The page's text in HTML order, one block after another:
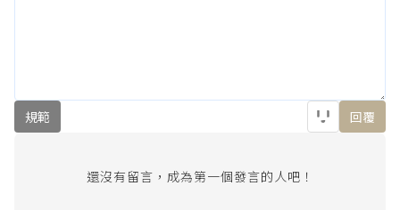
規範 回覆
還沒有留言，成為第一個發言的人吧！